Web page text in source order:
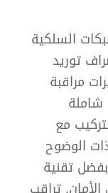
السلكية
توريد
مراقبة
شاملة
مع
الوضوح
تقنية